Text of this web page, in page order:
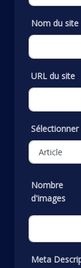
Nom du site
URL du site
Nombre
d'images
Meta